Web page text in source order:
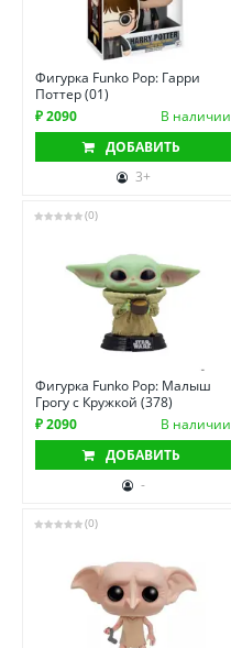
Фигурка Funko Pop: Гарри
Поттер (01)
₽ 2090
В наличии
ДОБАВИТЬ
3+
(0)
Фигурка Funko Pop: Малыш
Грогу с Кружкой (378)
₽ 2090
В наличии
ДОБАВИТЬ
-
(0)